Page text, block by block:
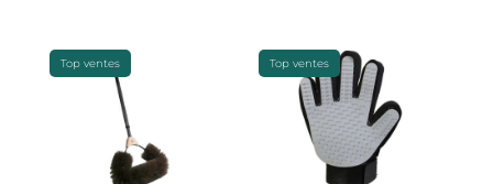
Top ventes Top ventes